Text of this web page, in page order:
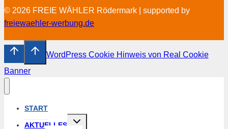
© 2026 FREIE WÄHLER Rödermark | supported by
freiewaehler-werbung.de
WordPress Cookie Hinweis von Real Cookie
Banner
START
AKTUELLES
Untermenü